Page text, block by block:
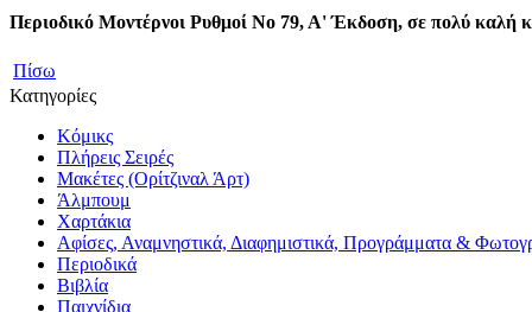
Περιοδικό Μοντέρνοι Ρυθμοί Νο 79, Α' Έκδοση, σε πολύ καλή
Πίσω
Κατηγορίες
Κόμικς
Πλήρεις Σειρές
Μακέτες (Ορίτζιναλ Άρτ)
Άλμπουμ
Χαρτάκια
Αφίσες, Αναμνηστικά, Διαφημιστικά, Προγράμματα &
Περιοδικά
Βιβλία
Παιχνίδια